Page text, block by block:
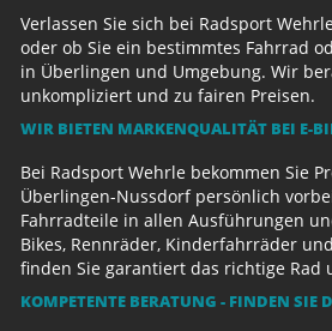
Verlassen Sie sich bei Radsport
oder ob Sie ein bestimmtes Fahrrad
in Überlingen und Umgebung. Wir
unkompliziert und zu fairen Preisen.
WIR BIETEN MARKENQUALITÄT BEI E-
Bei Radsport Wehrle bekommen Sie
Überlingen-Nussdorf persönlich
Fahrradteile in allen Ausführungen
Bikes, Rennräder, Kinderfahrräder
finden Sie garantiert das richtige
KOMPETENTE BERATUNG - FINDEN SIE